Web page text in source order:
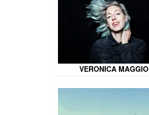
VERONICA MAGGIO